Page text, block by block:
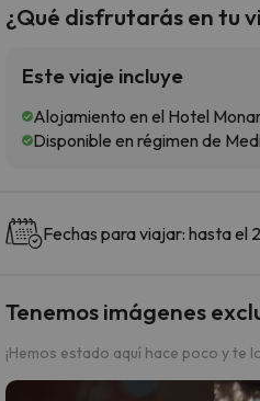
¿Qué disfrutarás en tu
Este viaje incluye
Alojamiento en el Hotel
Disponible en régimen de
Fechas para viajar: hasta el
Tenemos imágenes
¡Hemos estado aquí hace poco y te